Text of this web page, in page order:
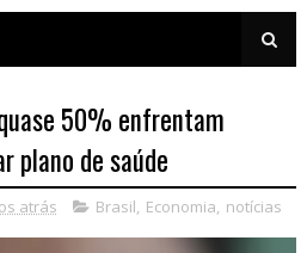
50% enfrentam
plano de saúde
atrás Brasil, Economia, notícias